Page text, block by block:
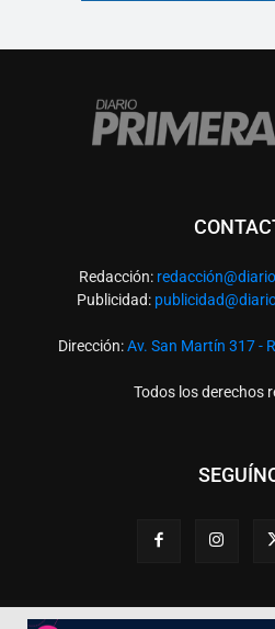
Redacción: redacció
Publicidad:
Dirección:Av. San Martín 317 -
Todos los derechos